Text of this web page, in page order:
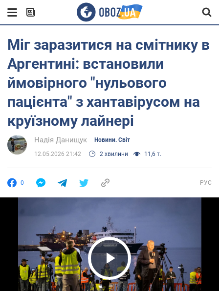
Міг заразитися на смітнику в
Аргентині: встановили
ймовірного "нульового
пацієнта" з хантавірусом на
круїзному лайнері
Надія Данищук Новини. Світ
12.05.2026 21:42 2 хвилини 11,6 т.
0 РУС
Play Video